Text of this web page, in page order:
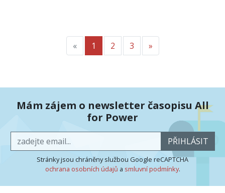
«Předchozí
1 2 3 »
Mám zájem o newsletter časopisu All
for Power
PŘIHLÁSIT
Stránky jsou chráněny službou Google reCAPTCHA
ochrana osobních údajů a smluvní podmínky.